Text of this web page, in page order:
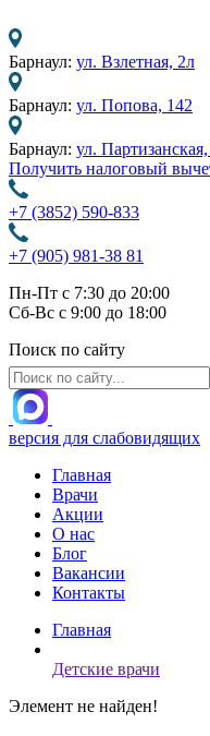
Барнаул: ул. Взлетная, 2л
Барнаул: ул. Попова, 142
Барнаул: ул.
Получить налоговый
+7 (3852) 590-833
+7 (905) 981-38 81
Пн-Пт с 7:30 до 20:00
Сб-Вс с 9:00 до 18:00
Поиск по сайту
версия для слабовидящих
Главная
Врачи
Акции
О нас
Блог
Вакансии
Контакты
Главная
Детские врачи
Элемент не найден!